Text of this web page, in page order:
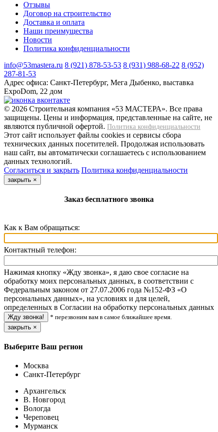
Отзывы
Договор на строительство
Доставка и оплата
Наши преимущества
Новости
Политика конфиденциальности
info@53mastera.ru 8 (921) 878-53-53 8 (931) 988-68-22 8 (952)
287-81-53
Адрес офиса: Санкт-Петербург, Мега Дыбенко, выставка
ExpoDom, 22 дом
© 2026 Строительная компания «53 МАСТЕРА». Все права
защищены. Цены и информация, представленные на сайте, не
являются публичной офертой. Политика конфиденциальности
Этот сайт использует файлы cookies и сервисы сбора
технических данных посетителей. Продолжая использовать
наш сайт, вы автоматически соглашаетесь с использованием
данных технологий.
Согласиться и закрыть Политика конфиденциальности
закрыть ×
Заказ бесплатного звонка
Как к Вам обращаться:
Контактный телефон:
Нажимая кнопку «Жду звонка», я даю свое согласие на
обработку моих персональных данных, в соответствии с
Федеральным законом от 27.07.2006 года №152-ФЗ «О
персональных данных», на условиях и для целей,
определенных в Согласии на обработку персональных данных
* перезвоним вам в самое ближайшее время.
закрыть ×
Выберите Ваш регион
Москва
Санкт-Петербург
Архангельск
В. Новгород
Вологда
Череповец
Мурманск